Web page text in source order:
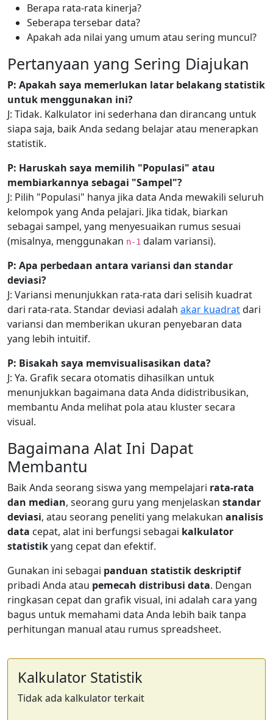
Berapa rata-rata kinerja?
Seberapa tersebar data?
Apakah ada nilai yang umum atau sering muncul?
Pertanyaan yang Sering Diajukan
P: Apakah saya memerlukan latar belakang statistik
untuk menggunakan ini?
J: Tidak. Kalkulator ini sederhana dan dirancang untuk
siapa saja, baik Anda sedang belajar atau menerapkan
statistik.
P: Haruskah saya memilih "Populasi" atau
membiarkannya sebagai "Sampel"?
J: Pilih "Populasi" hanya jika data Anda mewakili seluruh
kelompok yang Anda pelajari. Jika tidak, biarkan
sebagai sampel, yang menyesuaikan rumus sesuai
(misalnya, menggunakan n-1 dalam variansi).
P: Apa perbedaan antara variansi dan standar
deviasi?
J: Variansi menunjukkan rata-rata dari selisih kuadrat
dari rata-rata. Standar deviasi adalah akar kuadratdari
variansi dan memberikan ukuran penyebaran data
yang lebih intuitif.
P: Bisakah saya memvisualisasikan data?
J: Ya. Grafik secara otomatis dihasilkan untuk
menunjukkan bagaimana data Anda didistribusikan,
membantu Anda melihat pola atau kluster secara
visual.
Bagaimana Alat Ini Dapat
Membantu
Baik Anda seorang siswa yang mempelajari rata-rata
dan median, seorang guru yang menjelaskan standar
deviasi, atau seorang peneliti yang melakukan analisis
data cepat, alat ini berfungsi sebagai kalkulator
statistikyang cepat dan efektif.
Gunakan ini sebagai panduan statistik deskriptif
pribadi Anda atau pemecah distribusi data. Dengan
ringkasan cepat dan grafik visual, ini adalah cara yang
bagus untuk memahami data Anda lebih baik tanpa
perhitungan manual atau rumus spreadsheet.
Kalkulator Statistik
Tidak ada kalkulator terkait